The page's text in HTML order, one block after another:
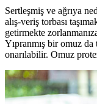
Sertleşmiş ve ağrıya
alış-veriş torbası
getirmekte
Yıpranmış bir omuz
onarılabilir. Omuz